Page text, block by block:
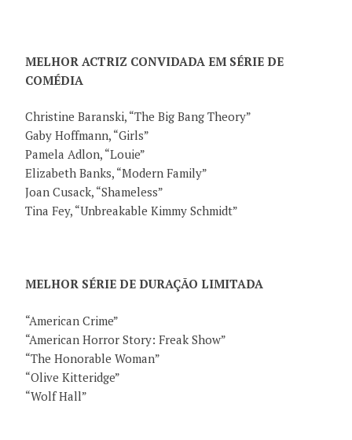
MELHOR ACTRIZ CONVIDADA EM SÉRIE DE
COMÉDIA
Christine Baranski, “The Big Bang Theory”
Gaby Hoffmann, “Girls”
Pamela Adlon, “Louie”
Elizabeth Banks, “Modern Family”
Joan Cusack, “Shameless”
Tina Fey, “Unbreakable Kimmy Schmidt”
MELHOR SÉRIE DE DURAÇÃO LIMITADA
“American Crime”
“American Horror Story: Freak Show”
“The Honorable Woman”
“Olive Kitteridge”
“Wolf Hall”